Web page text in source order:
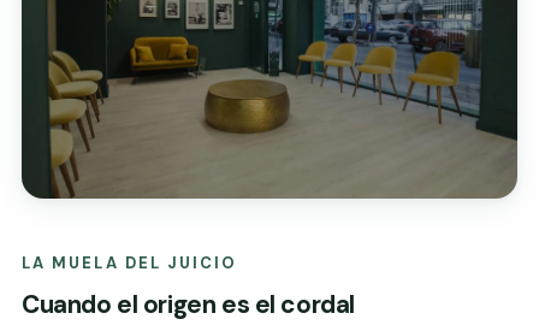
LA MUELA DEL JUICIO
Cuando el origen es el cordal